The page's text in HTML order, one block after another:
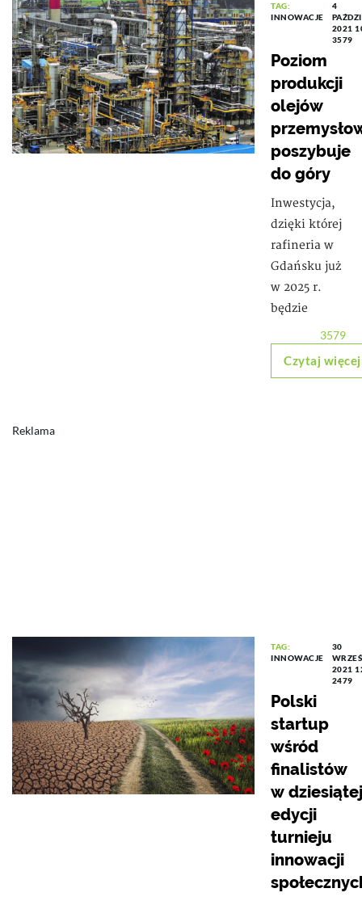
TAG:
INNOWACJE
4
2021
3579
Poziom
produkcji
olejów
poszybuje
do góry
Inwestycja,
dzięki której
rafineria w
Gdańsku już
w 2025 r.
będzie
3579
Czytaj więcej
Reklama
TAG:
INNOWACJE
30
2021
2479
Polski
startup
wśród
finalistów
w dziesiątej
edycji
turnieju
innowacji